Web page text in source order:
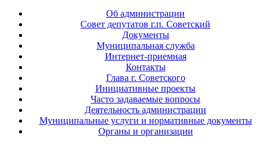
Об администрации
Совет депутатов г.п. Советский
Документы
Муниципальная служба
Интернет-приемная
Контакты
Глава г. Советского
Инициативные проекты
Часто задаваемые вопросы
Деятельность администрации
Муниципальные услуги и нормативные документы
Органы и организации